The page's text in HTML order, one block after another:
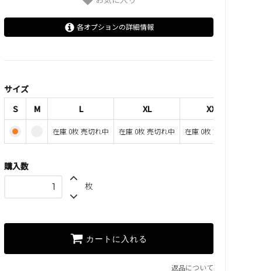
各オプションの詳細情報
SOLD OUT
在庫 0枚 売切れ中
SOLD OUT
在庫 0枚 売切れ中
サイズ
S
M L XL XXL
在庫 0枚 売切れ中 在庫 0枚 売切れ中 在庫 0枚 売切れ中
購入数
枚
カートに入れる
返品について